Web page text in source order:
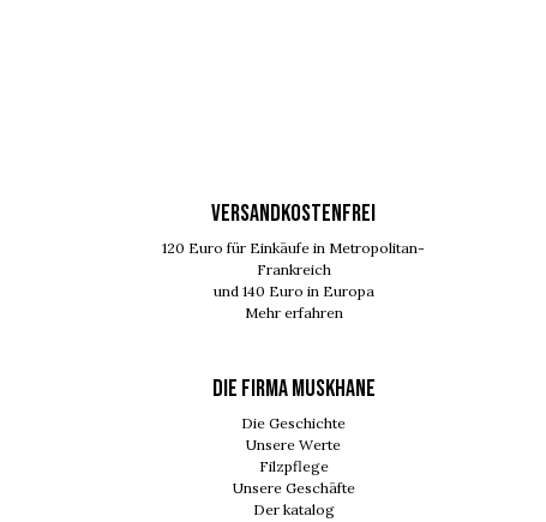
VERSANDKOSTENFREI
120 Euro für Einkäufe in Metropolitan-
Frankreich
und 140 Euro in Europa
Mehr erfahren
DIE FIRMA MUSKHANE
Die Geschichte
Unsere Werte
Filzpflege
Unsere Geschäfte
Der katalog